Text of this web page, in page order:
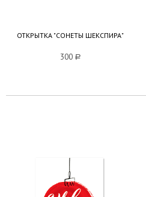
ОТКРЫТКА "СОНЕТЫ ШЕКСПИРА"
300 a